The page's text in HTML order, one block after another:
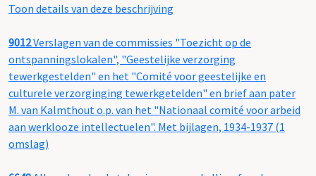
Toon details van deze beschrijving
9012Verslagen van de commissies "Toezicht op de
ontspanningslokalen", "Geestelijke verzorging
tewerkgestelden" en het "Comité voor geestelijke en
culturele verzorginging tewerkgetelden" en brief aan pater
M. van Kalmthout o.p. van het "Nationaal comité voor arbeid
aan werklooze intellectuelen". Met bijlagen, 1934-1937 (1
omslag)